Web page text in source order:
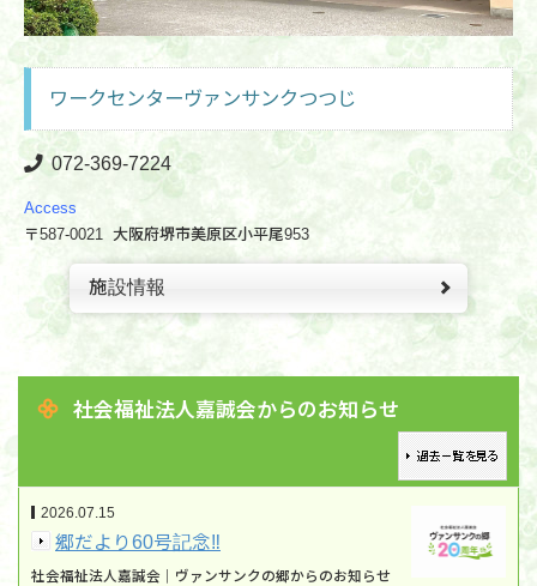
ワークセンターヴァンサンクつつじ
072-369-7224
Access
〒587-0021 大阪府堺市美原区小平尾953
施設情報
社会福祉法人嘉誠会からのお知らせ
2026.07.15
郷だより60号記念‼
社会福祉法人嘉誠会｜ヴァンサンクの郷からのお知らせ